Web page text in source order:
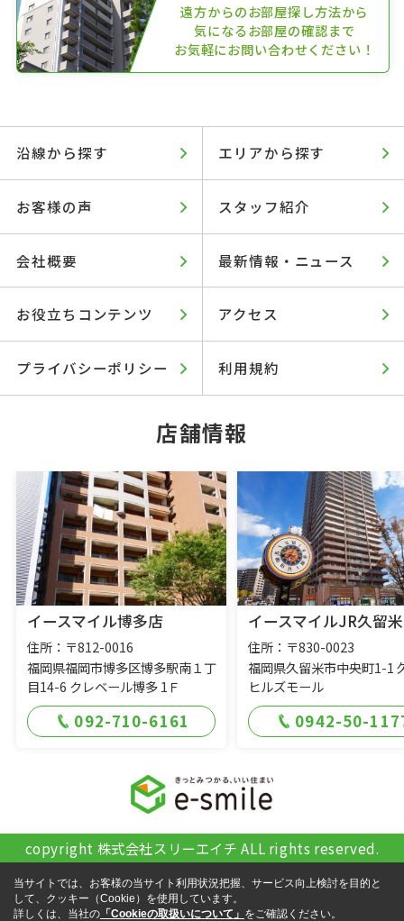
遠方からのお部屋探し方法から
気になるお部屋の確認まで
お気軽にお問い合わせください！
沿線から探す エリアから探す
お客様の声 スタッフ紹介
会社概要 最新情報・ニュース
お役立ちコンテンツ アクセス
プライバシーポリシー 利用規約
店舗情報
イースマイル博多店
住所：〒812-0016
福岡県福岡市博多区博多駅南１丁
目14-6 クレベール博多 1Ｆ
092-710-6161
イースマイルJR久留
住所：〒830-0023
福岡県久留米市中央町1-1
ヒルズモール
0942-50-
copyright 株式会社スリーエイチ ALL rights reserved.
当サイトでは、お客様の当サイト利用状況把握、サービス向上検討を目的と
して、クッキー（Cookie）を使用しています。
詳しくは、当社の 「Cookieの取扱いについて」 をご確認ください。